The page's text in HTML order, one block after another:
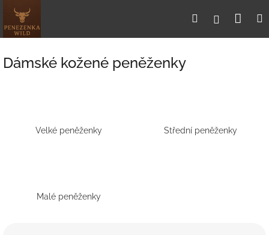
obsah
HledatPřihlášení
Dámské kožené peněženky
Velké peněženky Střední peněženky
Malé peněženky